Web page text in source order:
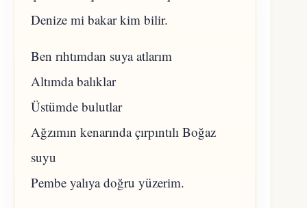
Denize mi bakar kim bilir.
Ben rıhtımdan suya atlarım
Altımda balıklar
Üstümde bulutlar
Ağzımın kenarında çırpıntılı Boğaz
suyu
Pembe yalıya doğru yüzerim.